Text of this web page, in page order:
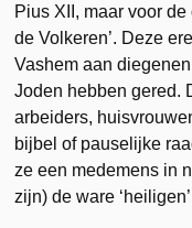
Pius XII, maar voor
de Volkeren’. Deze
Vashem aan
Joden hebben gered.
arbeiders,
bijbel of pauselijke
ze een medemens in
zijn) de ware